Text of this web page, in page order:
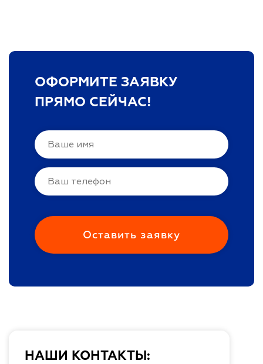
ОФОРМИТЕ ЗАЯВКУ
ПРЯМО СЕЙЧАС!
НАШИ КОНТАКТЫ: